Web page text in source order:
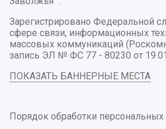
Зарегистрировано Федеральной
сфере связи, информационных
массовых коммуникаций
запись ЭЛ № ФС 77 - 80230 от
ПОКАЗАТЬ БАННЕРНЫЕ МЕСТА
Порядок обработки